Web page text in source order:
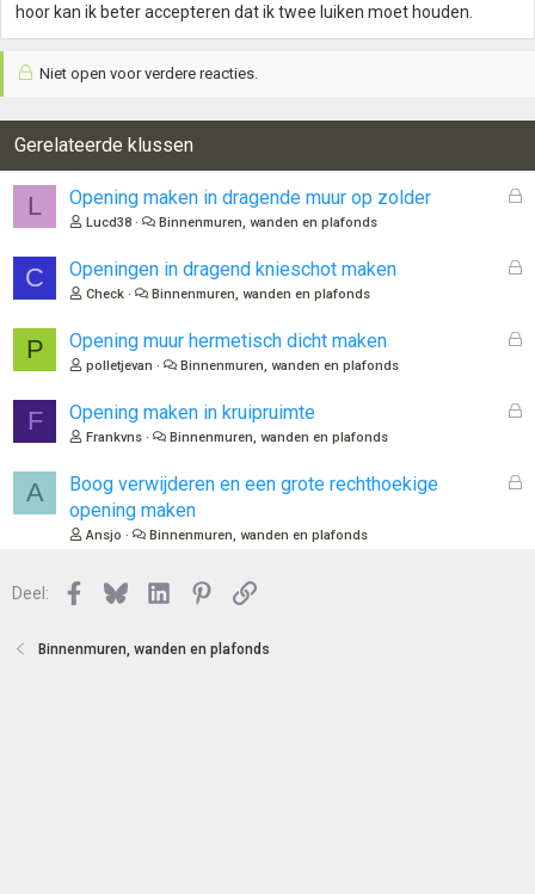
hoor kan ik beter accepteren dat ik twee luiken moet houden.
Niet open voor verdere reacties.
Gerelateerde klussen
L
G
l
Opening maken in dragende muur op zolder
Lucd38 Binnenmuren, wanden en plafonds
C
G
l
Openingen in dragend knieschot maken
Check Binnenmuren, wanden en plafonds
P
G
l
Opening muur hermetisch dicht maken
polletjevan Binnenmuren, wanden en plafonds
F
G
l
Opening maken in kruipruimte
Frankvns Binnenmuren, wanden en plafonds
A
G
Boog verwijderen en een grote rechthoekige
opening maken
Ansjo Binnenmuren, wanden en plafonds
Deel: Facebook
BlueskyLinkedInPinterest
Link
Binnenmuren, wanden en plafonds